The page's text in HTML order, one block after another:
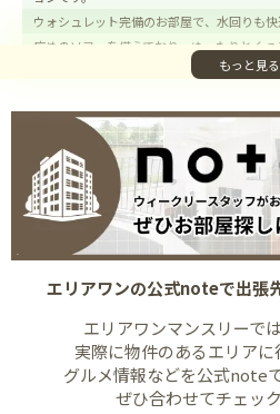
ウォシュレット完備のお部屋で、水回りも快
広めのソファを備えており、ゆったりとくつ
室内は無料Wi-Fi完備で、テレワークや長期
近隣駐車場を無料でご利用いただけるため
マリンレジャーを楽しみたい方にも最適な
め。
もちろん、出張や研修などビジネス利用にも
お部屋の広さは約24㎡とゆとりがあり、カ
クローゼット付きで、荷物が多い方も安心
航空大学校や宮崎大学、各医療機関へのア
木花・青島・清武・日南市方面へのアクセ
もっと見る
エリアワンの公式noteで出張
エリアワンマンスリーで
実際に物件のあるエリアに
グルメ情報などを公式note
ぜひ合わせてチェッ